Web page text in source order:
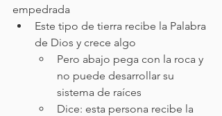
empedrada
Este tipo de tierra recibe la Palabra
de Dios y crece algo
Pero abajo pega con la roca y
no puede desarrollar su
sistema de raíces
Dice: esta persona recibe la